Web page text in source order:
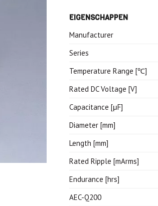
EIGENSCHAPPEN
Manufacturer
Series
Temperature Range [℃]
Rated DC Voltage [V]
Capacitance [μF]
Diameter [mm]
Length [mm]
Rated Ripple [mArms]
Endurance [hrs]
AEC-Q200